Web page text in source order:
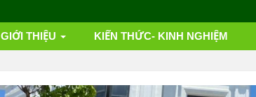
GIỚI THIỆU KIẾN THỨC- KINH NGHIỆM